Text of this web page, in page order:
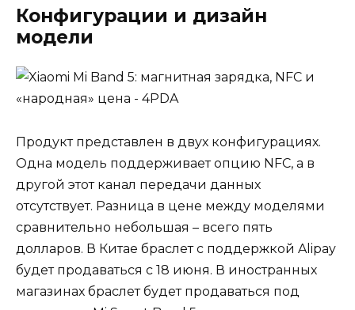
Конфигурации и дизайн
модели
Продукт представлен в двух конфигурациях.
Одна модель поддерживает опцию NFC, а в
другой этот канал передачи данных
отсутствует. Разница в цене между моделями
сравнительно небольшая – всего пять
долларов. В Китае браслет с поддержкой Alipay
будет продаваться с 18 июня. В иностранных
магазинах браслет будет продаваться под